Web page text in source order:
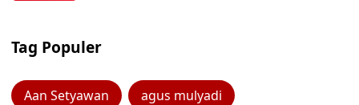
Tag Populer
Aan Setyawan agus mulyadi